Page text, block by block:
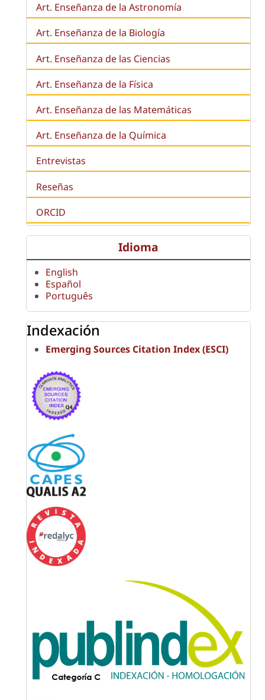
Art. Enseñanza de la Astronomía
Art. Enseñanza de la Biología
Art. Enseñanza de las Ciencias
Art. Enseñanza de la Física
Art. Enseñanza de las Matemáticas
Art. Enseñanza de la Química
Entrevistas
Reseñas
ORCID
Idioma
English
Español
Português
Indexación
Emerging Sources Citation Index (ESCI)